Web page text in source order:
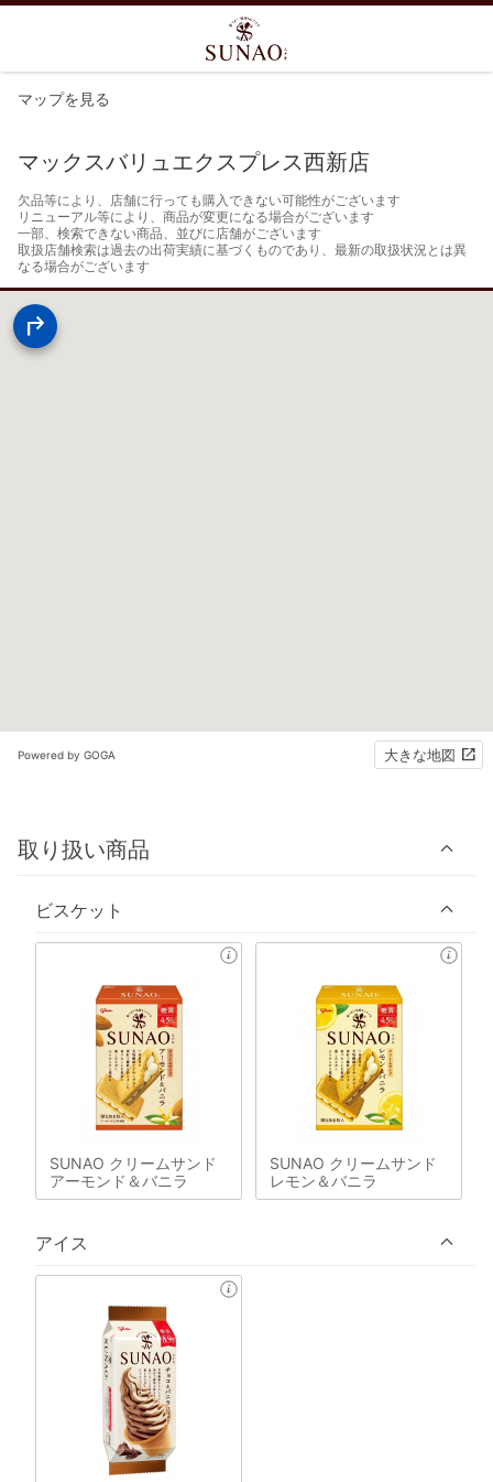
マップを見る
マックスバリュエクスプレス西新店
欠品等により、店舗に行っても購入できない可能性がございます
リニューアル等により、商品が変更になる場合がございます
一部、検索できない商品、並びに店舗がございます
取扱店舗検索は過去の出荷実績に基づくものであり、最新の取扱状況とは異
なる場合がございます
Powered by GOGA 大きな地図
取り扱い商品
ビスケット
SUNAO クリームサンド
アーモンド＆バニラ
SUNAO クリームサンド
レモン＆バニラ
アイス